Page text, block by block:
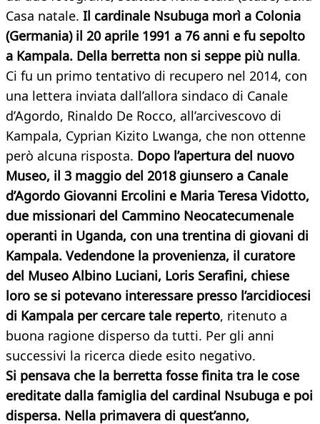
Casa natale. Il cardinale Nsubuga morì a Colonia
(Germania) il 20 aprile 1991 a 76 anni e fu sepolto
a Kampala. Della berretta non si seppe più nulla.
Ci fu un primo tentativo di recupero nel 2014, con
una lettera inviata dall’allora sindaco di Canale
d’Agordo, Rinaldo De Rocco, all’arcivescovo di
Kampala, Cyprian Kizito Lwanga, che non ottenne
però alcuna risposta. Dopo l’apertura del nuovo
Museo, il 3 maggio del 2018 giunsero a Canale
d’Agordo Giovanni Ercolini e Maria Teresa Vidotto,
due missionari del Cammino Neocatecumenale
operanti in Uganda, con una trentina di giovani di
Kampala. Vedendone la provenienza, il curatore
del Museo Albino Luciani, Loris Serafini, chiese
loro se si potevano interessare presso l’arcidiocesi
di Kampala per cercare tale reperto, ritenuto a
buona ragione disperso da tutti. Per gli anni
successivi la ricerca diede esito negativo.
Si pensava che la berretta fosse finita tra le cose
ereditate dalla famiglia del cardinal Nsubuga e poi
dispersa. Nella primavera di quest’anno,